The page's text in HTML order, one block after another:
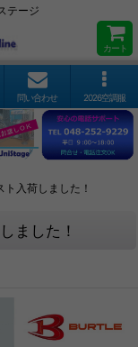
テージ
カート
問い合わせ 2026空調服
入荷しました！
ました！